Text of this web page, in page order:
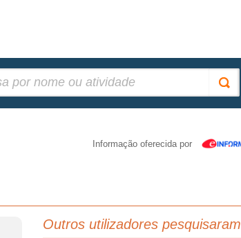
Informação oferecida por
Outros utilizadores pesquisaram